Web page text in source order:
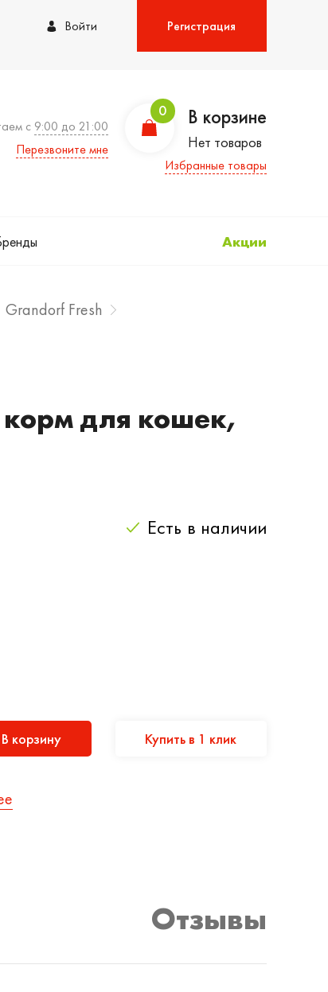
Войти Регистрация
с 9:00 до 21:00
Перезвоните мне
0 В корзине
Нет товаров
Избранные товары
Акции
Grandorf Fresh
для кошек,
Есть в наличии
В корзину Купить в 1 клик
Отзывы